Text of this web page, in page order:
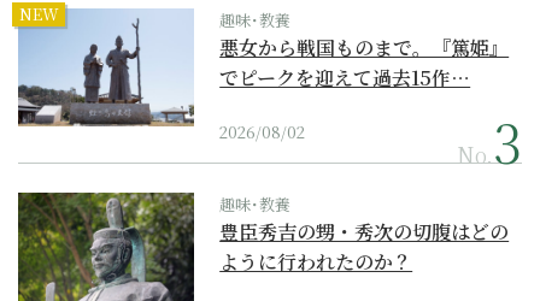
NEW 趣味･教養
悪女から戦国ものまで。『篤姫』
でピークを迎えて過去15作…
2026/08/02
No.
趣味･教養
豊臣秀吉の甥・秀次の切腹はどの
ように行われたのか？